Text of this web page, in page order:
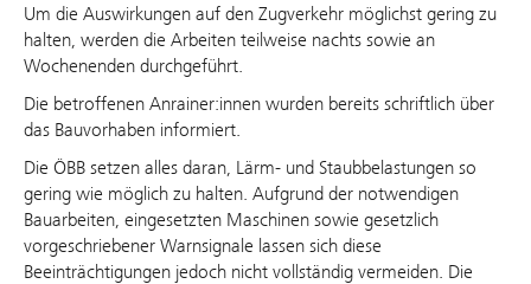
Um die Auswirkungen auf den Zugverkehr möglichst gering zu
halten, werden die Arbeiten teilweise nachts sowie an
Wochenenden durchgeführt.
Die betroffenen Anrainer:innen wurden bereits schriftlich über
das Bauvorhaben informiert.
Die ÖBB setzen alles daran, Lärm- und Staubbelastungen so
gering wie möglich zu halten. Aufgrund der notwendigen
Bauarbeiten, eingesetzten Maschinen sowie gesetzlich
vorgeschriebener Warnsignale lassen sich diese
Beeinträchtigungen jedoch nicht vollständig vermeiden. Die